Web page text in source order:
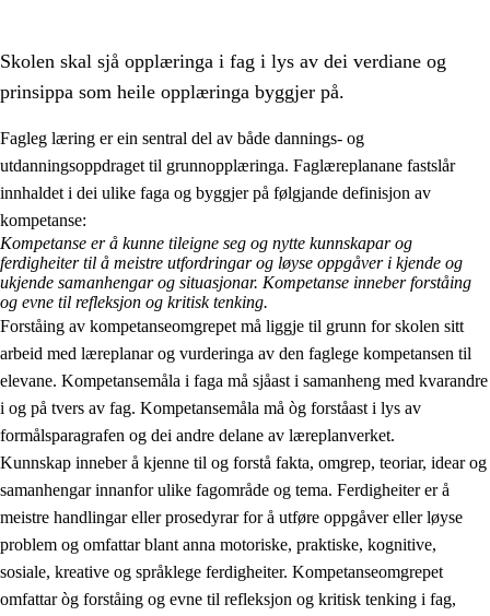
2. Prinsipp for læring, utvikling og danning
2.1 Sosial læring og utvikling
2.2 Kompetanse i faga
2.3 Grunnleggjande ferdigheiter
2.4 Å lære å lære
Tverrfaglege tema
Skolen skal sjå opplæringa i fag i lys av dei verdiane og
prinsippa som heile opplæringa byggjer på.
Fagleg læring er ein sentral del av både dannings- og
utdanningsoppdraget til grunnopplæringa. Faglæreplanane fastslår
innhaldet i dei ulike faga og byggjer på følgjande definisjon av
kompetanse:
Kompetanse er å kunne tileigne seg og nytte kunnskapar og
ferdigheiter til å meistre utfordringar og løyse oppgåver i kjende og
ukjende samanhengar og situasjonar. Kompetanse inneber forståing
og evne til refleksjon og kritisk tenking.
Forståing av kompetanseomgrepet må liggje til grunn for skolen sitt
arbeid med læreplanar og vurderinga av den faglege kompetansen til
elevane. Kompetansemåla i faga må sjåast i samanheng med kvarandre
i og på tvers av fag. Kompetansemåla må òg forståast i lys av
formålsparagrafen og dei andre delane av læreplanverket.
Kunnskap inneber å kjenne til og forstå fakta, omgrep, teoriar, idear og
samanhengar innanfor ulike fagområde og tema. Ferdigheiter er å
meistre handlingar eller prosedyrar for å utføre oppgåver eller løyse
problem og omfattar blant anna motoriske, praktiske, kognitive,
sosiale, kreative og språklege ferdigheiter. Kompetanseomgrepet
omfattar òg forståing og evne til refleksjon og kritisk tenking i fag,